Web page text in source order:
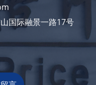
国际融景一路17号